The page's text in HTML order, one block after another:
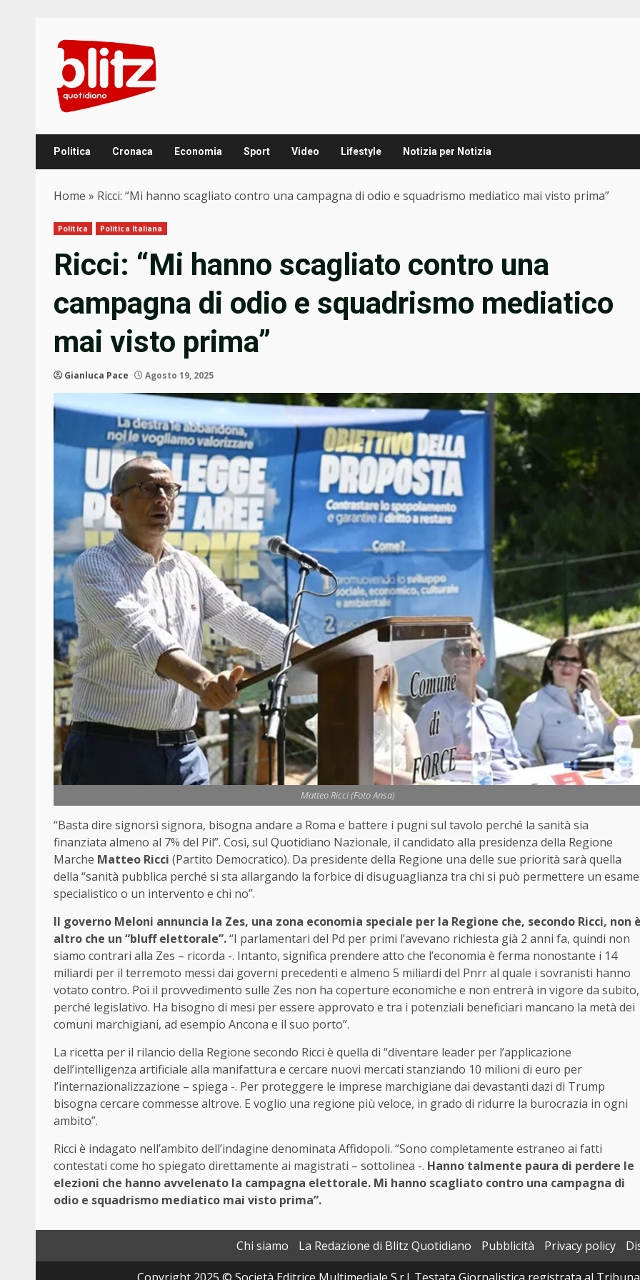
content
Politica Cronaca Economia Sport Video Lifestyle Notizia per Notizia
Home » Ricci: “Mi hanno scagliato contro una campagna di odio e squadrismo mediatico mai visto prima”
Politica Politica Italiana
Ricci: “Mi hanno scagliato contro una
campagna di odio e squadrismo mediatico
mai visto prima”
Gianluca Pace Agosto 19, 2025
Matteo Ricci (Foto Ansa)
“Basta dire signorsì signora, bisogna andare a Roma e battere i pugni sul tavolo perché la sanità sia
finanziata almeno al 7% del Pil”. Così, sul Quotidiano Nazionale, il candidato alla presidenza della Regione
Marche Matteo Ricci (Partito Democratico). Da presidente della Regione una delle sue priorità sarà quella
della “sanità pubblica perché si sta allargando la forbice di disuguaglianza tra chi si può permettere un esame
specialistico o un intervento e chi no”.
Il governo Meloni annuncia la Zes, una zona economia speciale per la Regione che, secondo Ricci, non
altro che un “bluff elettorale”.“I parlamentari del Pd per primi l’avevano richiesta già 2 anni fa, quindi non
siamo contrari alla Zes – ricorda -. Intanto, significa prendere atto che l’economia è ferma nonostante i 14
miliardi per il terremoto messi dai governi precedenti e almeno 5 miliardi del Pnrr al quale i sovranisti hanno
votato contro. Poi il provvedimento sulle Zes non ha coperture economiche e non entrerà in vigore da subito,
perché legislativo. Ha bisogno di mesi per essere approvato e tra i potenziali beneficiari mancano la metà dei
comuni marchigiani, ad esempio Ancona e il suo porto”.
La ricetta per il rilancio della Regione secondo Ricci è quella di “diventare leader per l’applicazione
dell’intelligenza artificiale alla manifattura e cercare nuovi mercati stanziando 10 milioni di euro per
l’internazionalizzazione – spiega -. Per proteggere le imprese marchigiane dai devastanti dazi di Trump
bisogna cercare commesse altrove. E voglio una regione più veloce, in grado di ridurre la burocrazia in ogni
ambito”.
Ricci è indagato nell’ambito dell’indagine denominata Affidopoli. “Sono completamente estraneo ai fatti
contestati come ho spiegato direttamente ai magistrati – sottolinea -. Hanno talmente paura di perdere le
elezioni che hanno avvelenato la campagna elettorale. Mi hanno scagliato contro una campagna di
odio e squadrismo mediatico mai visto prima”.
Chi siamo La Redazione di Blitz Quotidiano Pubblicità Privacy policy